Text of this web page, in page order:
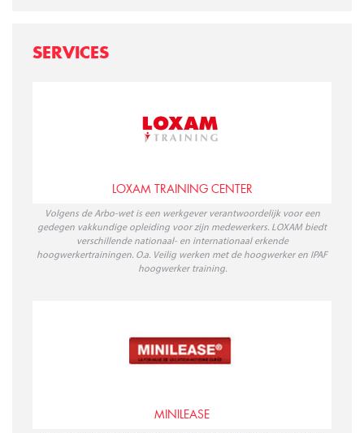
SERVICES
LOXAM TRAINING CENTER
Volgens de Arbo-wet is een werkgever verantwoordelijk voor een
gedegen vakkundige opleiding voor zijn medewerkers. LOXAM biedt
verschillende nationaal- en internationaal erkende
hoogwerkertrainingen. O.a. Veilig werken met de hoogwerker en IPAF
hoogwerker training.
MINILEASE